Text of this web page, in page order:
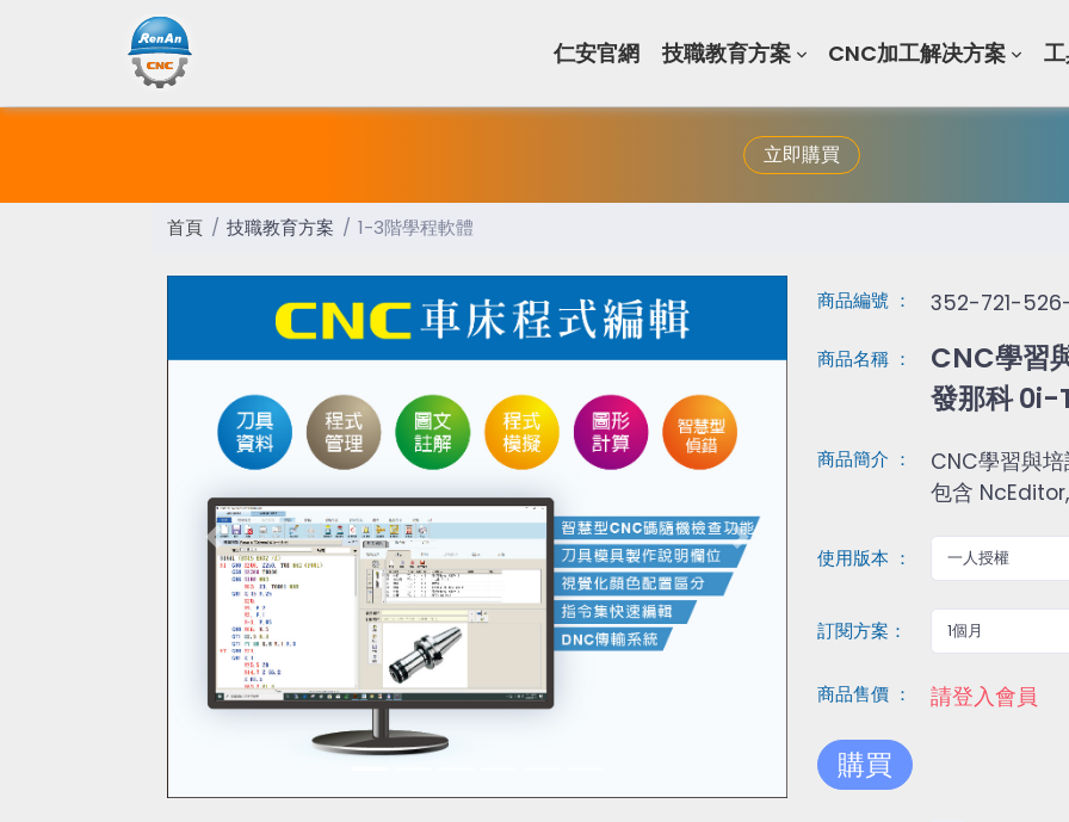
仁安官網 技職教育方案 CNC加工解决方案
立即購買
首頁 技職教育方案 1-3階學程軟體
Previous Next
商品編號 ： 352-721-
商品名稱 ：
CNC學習
發那科 0i-
商品簡介 ：
CNC學習與
包含
使用版本 ：
訂閱方案：
商品售價 ： 請登入會員
購買